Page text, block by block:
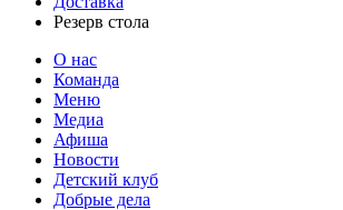
Резерв стола
О нас
Команда
Меню
Медиа
Афиша
Новости
Детский клуб
Добрые дела